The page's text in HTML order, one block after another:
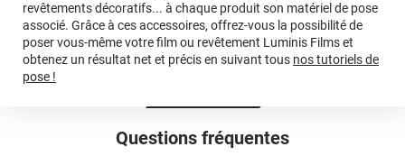
Questions fréquentes
revêtements décoratifs... à chaque produit son matériel de pose
associé. Grâce à ces accessoires, offrez-vous la possibilité de
poser vous-même votre film ou revêtement Luminis Films et
obtenez un résultat net et précis en suivant tous nos tutoriels de
pose !